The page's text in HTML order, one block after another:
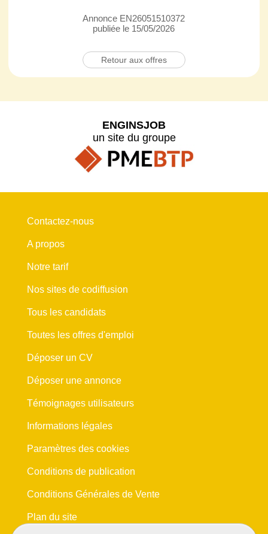
Annonce EN26051510372
publiée le 15/05/2026
Retour aux offres
ENGINSJOB
un site du groupe
Contactez-nous
A propos
Notre tarif
Nos sites de codiffusion
Tous les candidats
Toutes les offres d'emploi
Déposer un CV
Déposer une annonce
Témoignages utilisateurs
Informations légales
Paramètres des cookies
Conditions de publication
Conditions Générales de Vente
Plan du site